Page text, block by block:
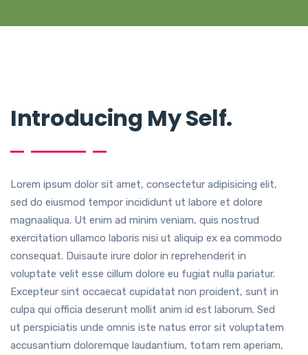
Introducing My Self.
Lorem ipsum dolor sit amet, consectetur adipisicing elit,
sed do eiusmod tempor incididunt ut labore et dolore
magnaaliqua. Ut enim ad minim veniam, quis nostrud
exercitation ullamco laboris nisi ut aliquip ex ea commodo
consequat. Duisaute irure dolor in reprehenderit in
voluptate velit esse cillum dolore eu fugiat nulla pariatur.
Excepteur sint occaecat cupidatat non proident, sunt in
culpa qui officia deserunt mollit anim id est laborum. Sed
ut perspiciatis unde omnis iste natus error sit voluptatem
accusantium doloremque laudantium, totam rem aperiam,